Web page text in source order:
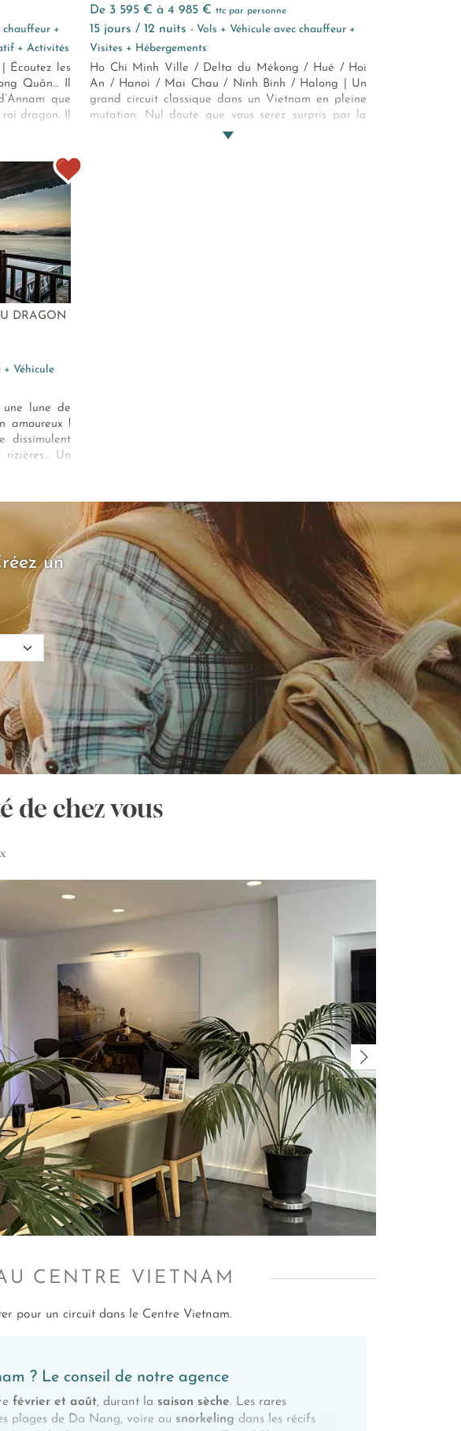
chauffeur +
+ Activités
Écoutez les
Quân… Il
que
roi dragon. Il
paysages.
le peuple
de 3 595 € à 4 985 €ttc par personne
15 jours / 12 nuits- Vols + Véhicule avec chauffeur +
Visites + Hébergements
Ho Chi Minh Ville / Delta du Mékong / Hué / Hoi
An / Hanoi / Mai Chau / Ninh Binh / Halong | Un
grand circuit classique dans un Vietnam en pleine
mutation. Nul doute que vous serez surpris par la
vitalité et le dynamisme de ce peuple qui s'appuie
DRAGON
+ Véhicule
une lune de
amoureux !
dissimulent
rizières… Un
Dragon de
un
de chez vous
CENTRE VIETNAM
pour un circuit dans le Centre Vietnam.
? Le conseil de notre agence
février et août, durant la saison sèche. Les rares
plages de Da Nang, voire au snorkeling dans les récifs